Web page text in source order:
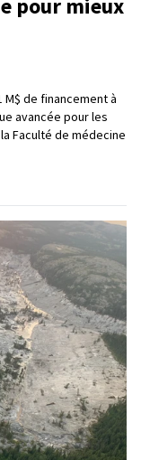
M$ de financement à
avancée pour les
Faculté de médecine